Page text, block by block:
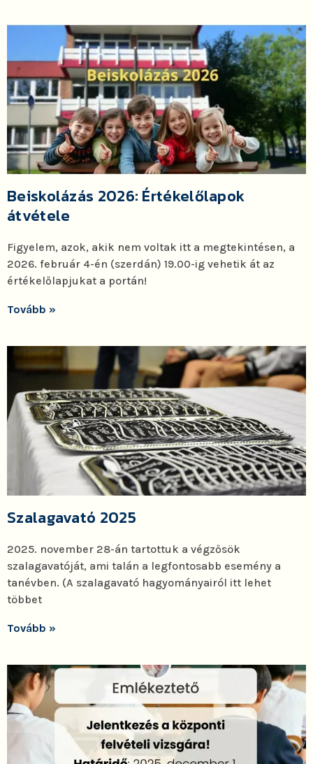
Beiskolázás 2026: Értékelőlapok
átvétele
Figyelem, azok, akik nem voltak itt a megtekintésen, a
2026. február 4-én (szerdán) 19.00-ig vehetik át az
értékelőlapjukat a portán!
Tovább »
Szalagavató 2025
2025. november 28-án tartottuk a végzősök
szalagavatóját, ami talán a legfontosabb esemény a
tanévben. (A szalagavató hagyományairól itt lehet
többet
Tovább »